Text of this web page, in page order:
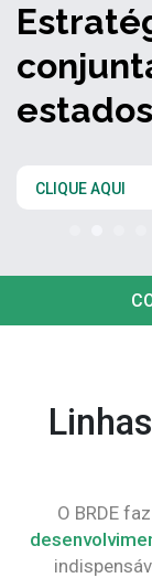
CLIQUE AQUI
O BRDE